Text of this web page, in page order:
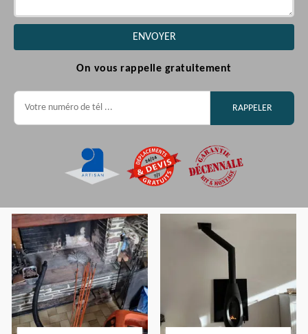
On vous rappelle gratuitement